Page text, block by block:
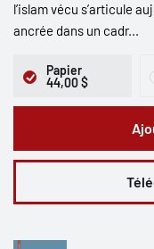
l’islam vécu s’articule
ancrée dans un cadr...
Papier
44,00 $